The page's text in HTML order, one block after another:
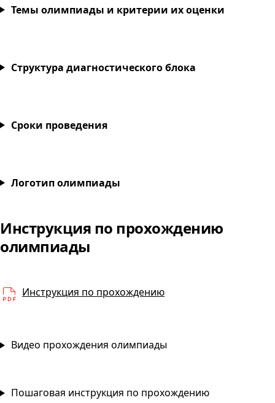
Темы олимпиады и критерии их оценки
Структура диагностического блока
Сроки проведения
Логотип олимпиады
Строительство и реконструкция железных дорог
Инструкция по прохождению
олимпиадыСтроительство и
Инструкция по прохождению
PDF
Видео прохождения олимпиады
Пошаговая инструкция по прохождению